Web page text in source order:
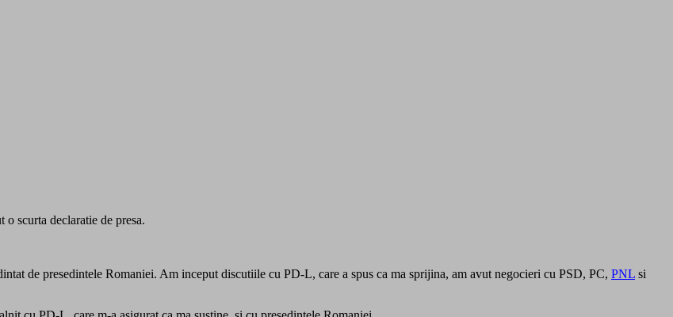
scurta declaratie de presa.
de presedintele Romaniei. Am inceput discutiile cu PD-L, care a spus ca ma sprijina, am avut negocieri cu PSD, PC, PNL si